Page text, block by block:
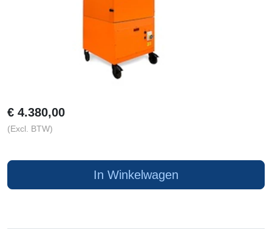
€ 4.380,00
(Excl. BTW)
In Winkelwagen